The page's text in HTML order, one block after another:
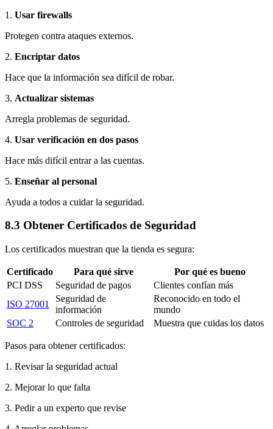
1. Usar firewalls
Protegen contra ataques externos.
2. Encriptar datos
Hace que la información sea difícil de robar.
3. Actualizar sistemas
Arregla problemas de seguridad.
4. Usar verificación en dos pasos
Hace más difícil entrar a las cuentas.
5. Enseñar al personal
Ayuda a todos a cuidar la seguridad.
8.3 Obtener Certificados de Seguridad
Los certificados muestran que la tienda es segura:
Certificado Para qué sirve
Por qué es bueno
PCI DSS
Seguridad de pagos
Clientes confían más
ISO 27001
Seguridad de
información
Reconocido en todo el
mundo
SOC 2
Controles de seguridad Muestra que cuidas los datos
Pasos para obtener certificados:
1. Revisar la seguridad actual
2. Mejorar lo que falta
3. Pedir a un experto que revise